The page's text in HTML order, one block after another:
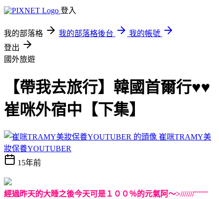
登入
我的部落格 我的部落格後台
我的帳號
登出
國外旅遊
【帶我去旅行】韓國首爾行♥♥
崔咪外宿中【下集】
崔咪TRAMY美
妝保養YOUTUBER
15年前
經過昨天的大睡之後今天可是１００％的元氣阿～>///////'''''''